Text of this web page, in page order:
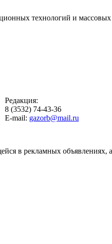
технологий и
Редакция:
8 (3532) 74-43-36
E-mail: gazorb@mail.ru
в рекламных объявлениях,